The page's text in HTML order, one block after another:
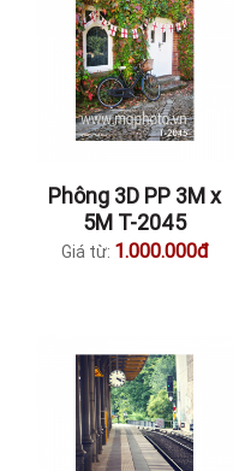
Phông 3D PP 3M x
5M T-2045
Giá từ: 1.000.000đ